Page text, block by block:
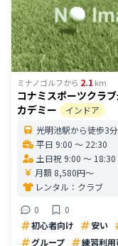
ミナノゴルフから 2.1 km
コナミスポーツクラ
カデミー
インドア
光明池駅から徒歩3分
平日 9:00 〜 22:30
土日祝 9:00 〜 18:30
月額 8,580円〜
レンタル： クラブ
0
0
初心者向け
安い
グループ
練習利用